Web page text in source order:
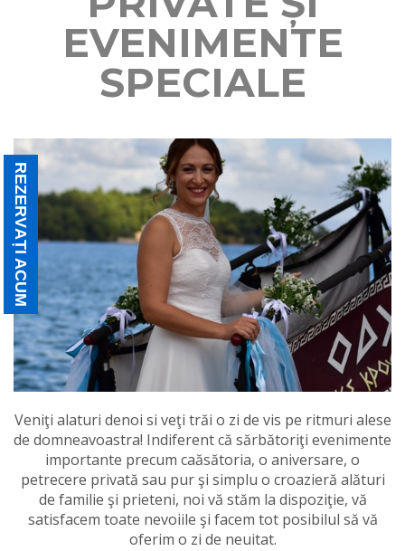
EVENIMENTE
SPECIALE
Veniţi alaturi denoi si veţi trăi o zi de vis pe ritmuri alese
de domneavoastra! Indiferent că sărbătoriţi evenimente
importante precum caăsătoria, o aniversare, o
petrecere privată sau pur şi simplu o croazieră alături
de familie şi prieteni, noi vă stăm la dispoziţie, vă
satisfacem toate nevoiile şi facem tot posibilul să vă
oferim o zi de neuitat.
REZERVΑȚI ACUM